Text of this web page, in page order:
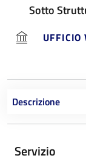
Sotto
Descrizione
Servizio